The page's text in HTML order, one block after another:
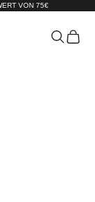
VON 75€
Suchen